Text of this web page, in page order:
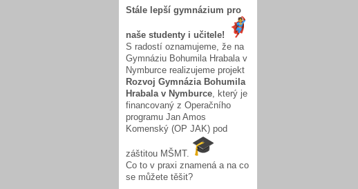
Stále lepší gymnázium pro
naše studenty i učitele!
S radostí oznamujeme, že na
Gymnáziu Bohumila Hrabala v
Nymburce realizujeme projekt
Rozvoj Gymnázia Bohumila
Hrabala v Nymburce , který je
financovaný z Operačního
programu Jan Amos
Komenský (OP JAK) pod
záštitou MŠMT.
Co to v praxi znamená a na co
se můžete těšit?